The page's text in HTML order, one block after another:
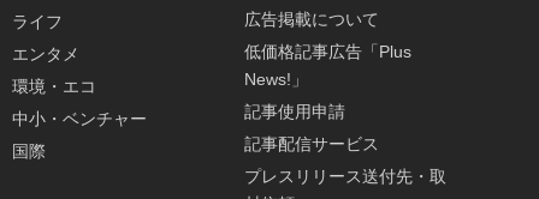
ライフ
エンタメ
環境・エコ
中小・ベンチャー
国際
広告掲載について
低価格記事広告「Plus
News!」
記事使用申請
記事配信サービス
プレスリリース送付先・取